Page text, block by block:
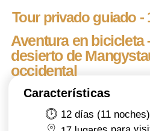
US$ 1924
Desde
Ver tarifas
Descargar folleto PDF
12 días (11 noches)
17 lugares para visitar
Todo el año